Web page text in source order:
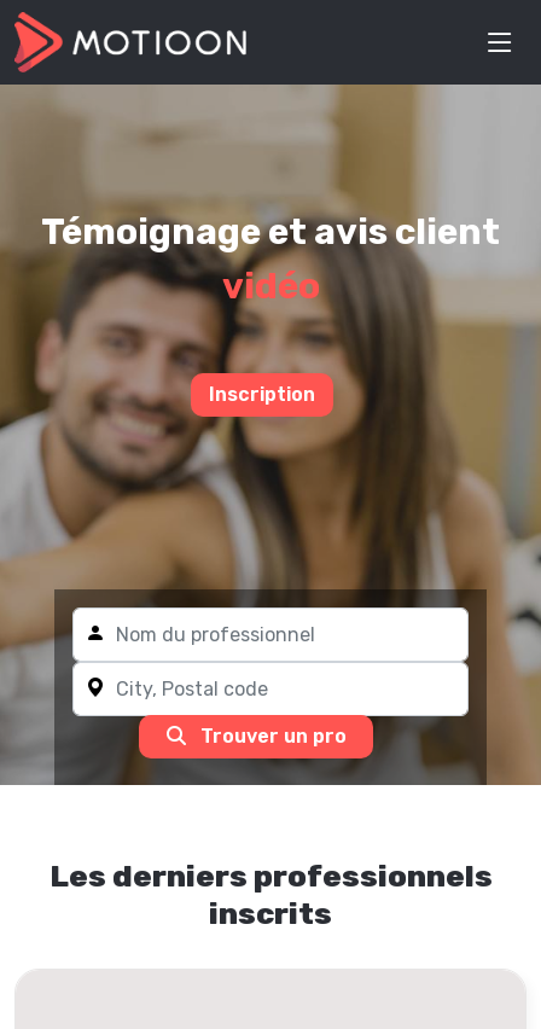
Témoignage et avis client
vidéo
Inscription
Trouver un pro
Les derniers professionnels
inscrits